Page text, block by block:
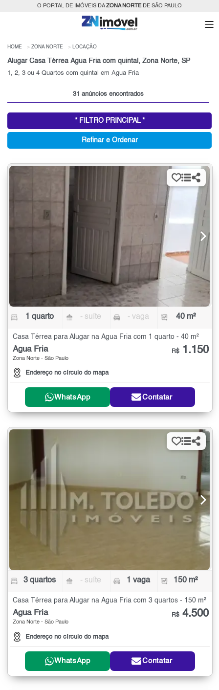
O PORTAL DE IMÓVEIS DAZONA NORTEDE SÃO PAULO
HOME ZONA NORTE LOCAÇÃO
Alugar Casa Térrea Água Fria com quintal, Zona Norte, SP
1, 2, 3 ou 4 Quartos com quintal em Água Fria
31 anúncios encontrados
* FILTRO PRINCIPAL *
Refinar e Ordenar
1 quarto - suíte - vaga 40 m²
Casa Térrea para Alugar na Água Fria com 1 quarto - 40 m²
Água Fria
Zona Norte - São Paulo
Endereço no círculo do mapa
R$ 1.150
WhatsApp Contatar
3 quartos - suíte 1 vaga 150 m²
Casa Térrea para Alugar na Água Fria com 3 quartos - 150 m²
Água Fria
Zona Norte - São Paulo
Endereço no círculo do mapa
R$ 4.500
WhatsApp Contatar